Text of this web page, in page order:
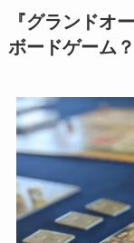
『グランドオ
ボードゲーム？